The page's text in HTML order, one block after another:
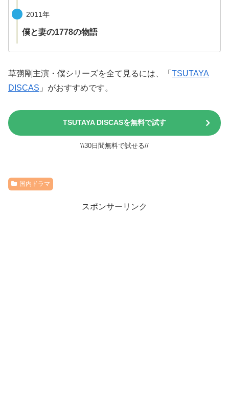
2011年
僕と妻の1778の物語
草彅剛主演・僕シリーズを全て見るには、「 TSUTAYA
DISCAS 」がおすすめです。
TSUTAYA DISCASを無料で試す
\\30日間無料で試せる//
国内ドラマ
スポンサーリンク